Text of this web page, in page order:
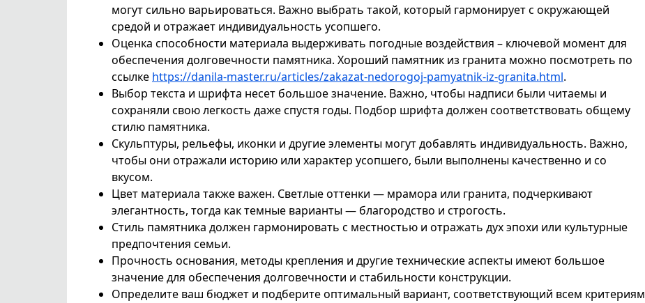
могут сильно варьироваться. Важно выбрать такой, который гармонирует с окружающей
средой и отражает индивидуальность усопшего.
Оценка способности материала выдерживать погодные воздействия – ключевой момент для
обеспечения долговечности памятника. Хороший памятник из гранита можно посмотреть по
ссылке https://danila-master.ru/articles/zakazat-nedorogoj-pamyatnik-iz-granita.html.
Выбор текста и шрифта несет большое значение. Важно, чтобы надписи были читаемы и
сохраняли свою легкость даже спустя годы. Подбор шрифта должен соответствовать общему
стилю памятника.
Скульптуры, рельефы, иконки и другие элементы могут добавлять индивидуальность. Важно,
чтобы они отражали историю или характер усопшего, были выполнены качественно и со
вкусом.
Цвет материала также важен. Светлые оттенки — мрамора или гранита, подчеркивают
элегантность, тогда как темные варианты — благородство и строгость.
Стиль памятника должен гармонировать с местностью и отражать дух эпохи или культурные
предпочтения семьи.
Прочность основания, методы крепления и другие технические аспекты имеют большое
значение для обеспечения долговечности и стабильности конструкции.
Определите ваш бюджет и подберите оптимальный вариант, соответствующий всем критериям